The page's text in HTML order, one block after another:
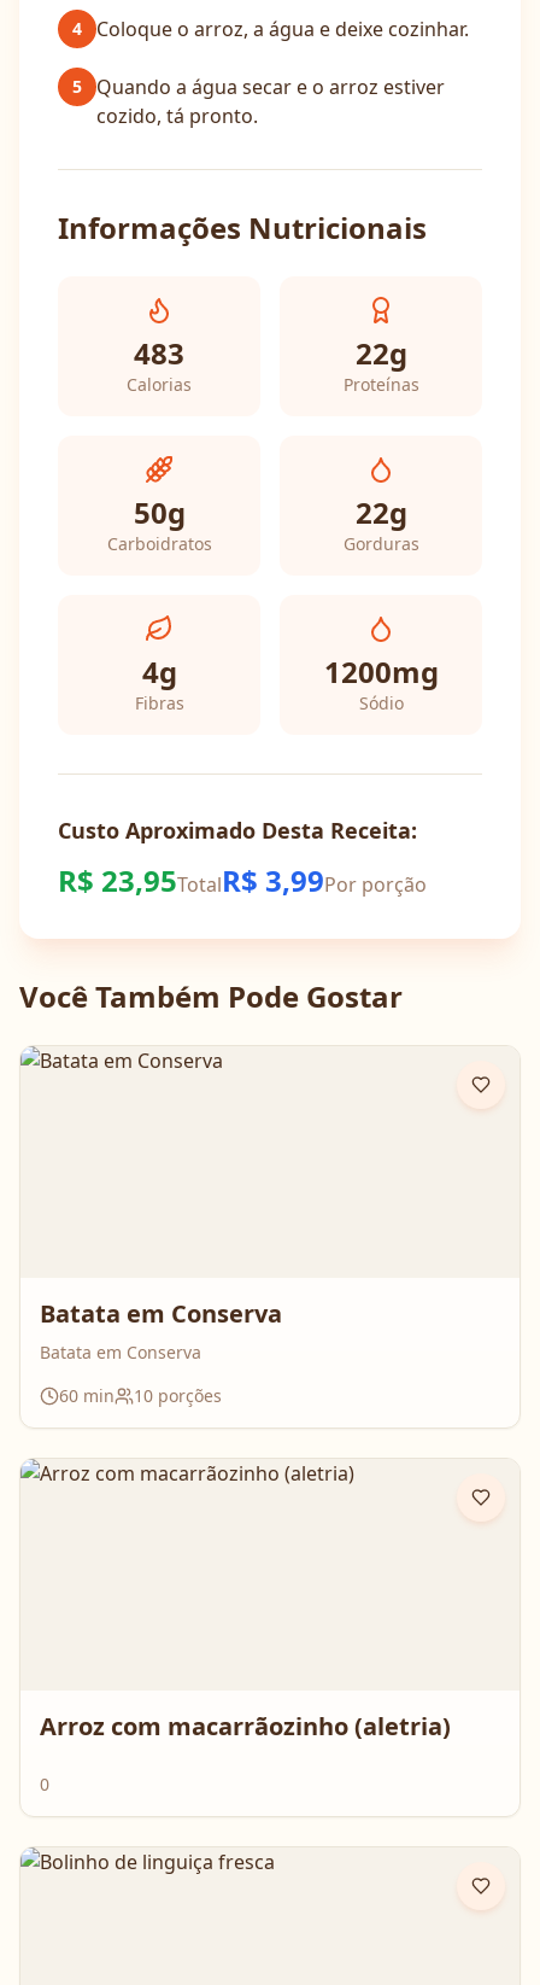
4 Coloque o arroz, a água e deixe cozinhar.
5
Quando a água secar e o arroz estiver
cozido, tá pronto.
Informações Nutricionais
483
Calorias
22g
Proteínas
50g
Carboidratos
22g
Gorduras
4g
Fibras
1200mg
Sódio
Custo Aproximado Desta Receita:
R$ 23,95TotalR$ 3,99Por porção
Você Também Pode Gostar
Batata em Conserva
Batata em Conserva
60 min 10 porções
Arroz com macarrãozinho (aletria)
0